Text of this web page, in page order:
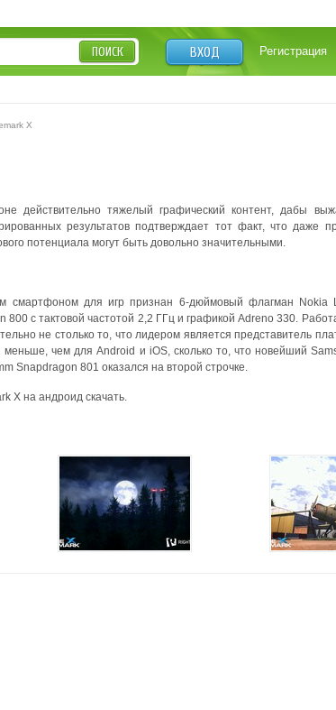
ВХОД Регистрация
ПОИСК
X
действительно тяжелый графический контент, дабы
результатов подтверждает тот факт, что даже
потенциала могут быть довольно значительными.
смартфоном для игр признан 6-дюймовый флагман Nokia
800 c тактовой частотой 2,2 ГГц и графикой Adreno 330.
не столько то, что лидером является представитель
меньше, чем для Android и iOS, сколько то, что новейший
Snapdragon 801 оказался на второй строчке.
X на андроид скачать.